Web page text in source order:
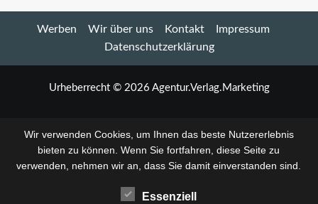
22.
Ausstellung
Werben Wir über uns Kontakt
Impressum
Datenschutzerklärung
Urheberrecht © 2026 Agentur.Verlag.Marketing
Wir verwenden Cookies, um Ihnen das beste Nutzererlebnis
bieten zu können. Wenn Sie fortfahren, diese Seite zu
verwenden, nehmen wir an, dass Sie damit einverstanden sind.
Essenziell